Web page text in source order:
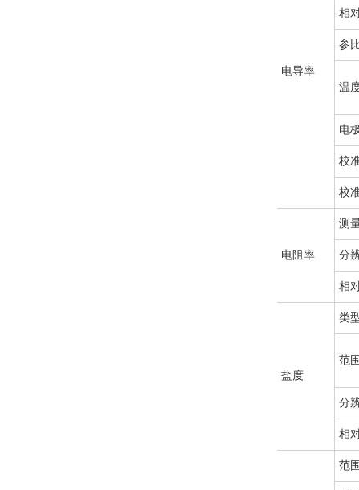
电导率
相
参
温
电
校
校
电阻率
测
分
相
盐度
类
范
分
相
范